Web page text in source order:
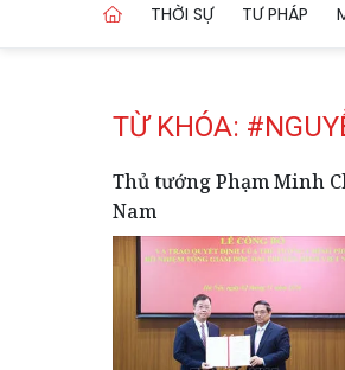
THỜI SỰ TƯ PHÁP
TỪ KHÓA:
Thủ tướng Phạm Minh
Nam